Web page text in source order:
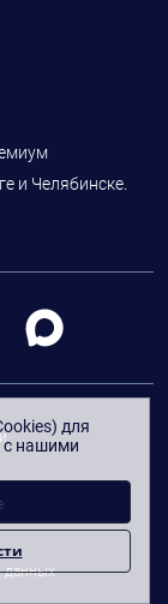
и Челябинске.
данных
для
с нашими